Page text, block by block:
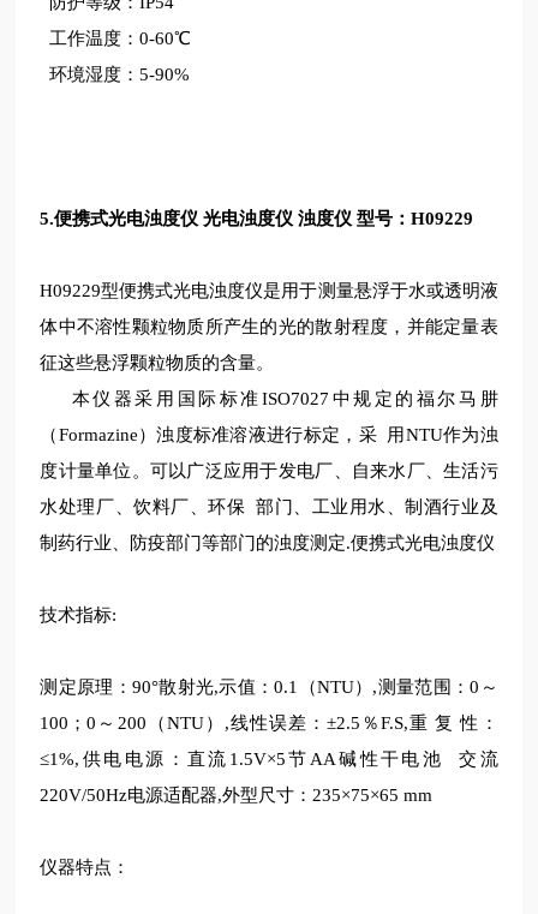
工作温度：0-60℃
环境湿度：5-90%
5.便携式光电浊度仪 光电浊度仪 浊度仪 型号：H09229
H09229型便携式光电浊度仪是用于测量悬浮于水或透明液
体中不溶性颗粒物质所产生的光的散射程度，并能定量表
征这些悬浮颗粒物质的含量。
本仪器采用国际标准ISO7027中规定的福尔马肼
（Formazine）浊度标准溶液进行标定，采
用NTU作为浊
度计量单位。可以广泛应用于发电厂、自来水厂、生活污
水处理厂、饮料厂、环保 部门、工业用水、制酒行业及
制药行业、防疫部门等部门的浊度测定.便携式光电浊度仪
技术指标:
测定原理：90°散射光,示值：0.1（NTU）,测量范围：0～
100；0～200（NTU）,线性误差：±2.5％F.S,重 复 性：
≤1%,供电电源：直流1.5V×5节AA碱性干电池 交流
220V/50Hz电源适配器,外型尺寸：235×75×65 mm
仪器特点：